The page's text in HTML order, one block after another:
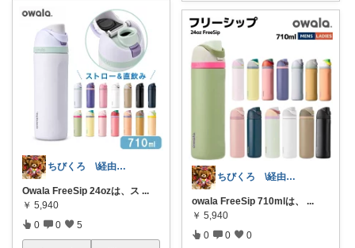
ちびくろ \経由購入ありがとうござます/
Owala FreeSip 24ozは、ス ...
￥ 5,940
0 0 5
ちびくろ \経由購入ありがとうござます/
owala FreeSip 710mlは、
...
￥ 5,940
0 0 0